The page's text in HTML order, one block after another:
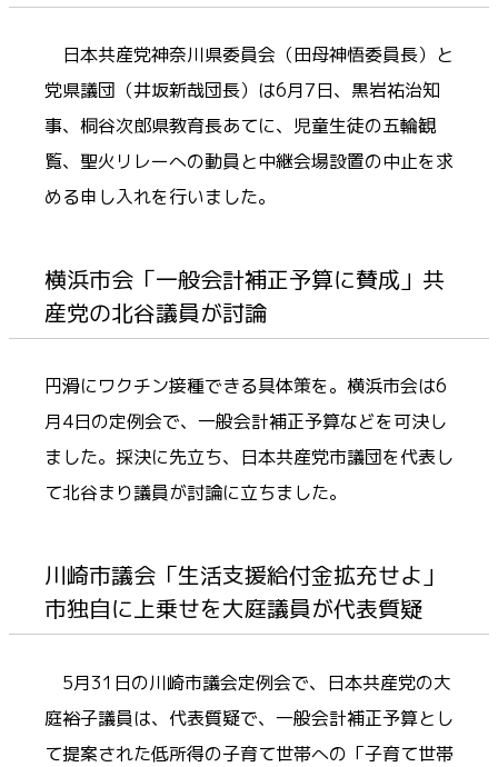
日本共産党神奈川県委員会（田母神悟委員長）と
党県議団（井坂新哉団長）は6月7日、黒岩祐治知
事、桐谷次郎県教育長あてに、児童生徒の五輪観
覧、聖火リレーへの動員と中継会場設置の中止を求
める申し入れを行いました。
横浜市会「一般会計補正予算に賛成」共
産党の北谷議員が討論
円滑にワクチン接種できる具体策を。横浜市会は6
月4日の定例会で、一般会計補正予算などを可決し
ました。採決に先立ち、日本共産党市議団を代表し
て北谷まり議員が討論に立ちました。
川崎市議会「生活支援給付金拡充せよ」
市独自に上乗せを大庭議員が代表質疑
5月31日の川崎市議会定例会で、日本共産党の大
庭裕子議員は、代表質疑で、一般会計補正予算とし
て提案された低所得の子育て世帯への「子育て世帯